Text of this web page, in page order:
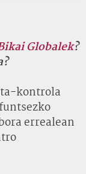
Globalek?
kontrola
errealean